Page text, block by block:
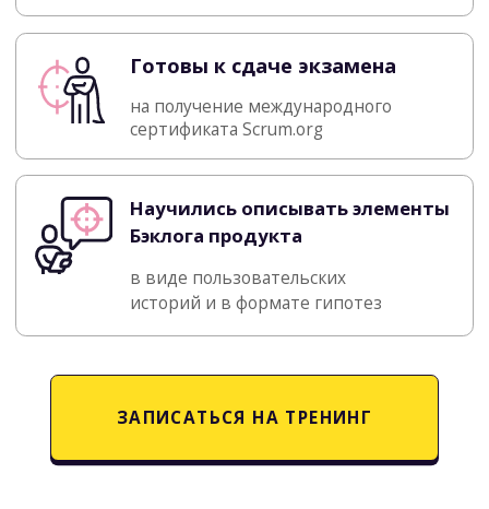
Теория и разбор кейсов
Тренеры погружают в теорию и помогают
разобраться с личными кейсами